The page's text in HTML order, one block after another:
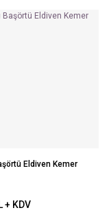
Eldiven Kemer
+ KDV